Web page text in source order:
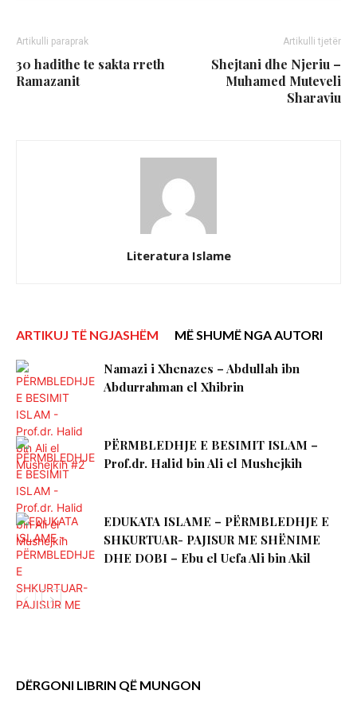
Artikulli paraprak
30 hadithe te sakta rreth
Ramazanit
Artikulli tjetër
Shejtani dhe Njeriu –
Muhamed Muteveli
Sharaviu
Literatura Islame
ARTIKUJ TË NGJASHËM MË SHUMË NGA AUTORI
Namazi i Xhenazes – Abdullah ibn
Abdurrahman el Xhibrin
PËRMBLEDHJE E BESIMIT ISLAM –
Prof.dr. Halid bin Ali el Mushejkih
EDUKATA ISLAME – PËRMBLEDHJE E
SHKURTUAR- PAJISUR ME SHËNIME
DHE DOBI – Ebu el Uefa Ali bin Akil
DËRGONI LIBRIN QË MUNGON